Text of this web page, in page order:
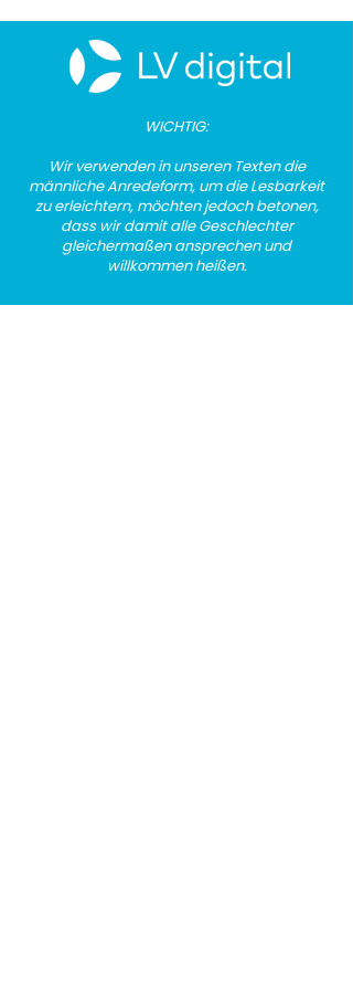
🚀Heute legt die d:u in
Berlin nach und wir von
dabei!
​​WICHTIG:
Wir verwenden in unseren Texten die
männliche Anredeform, um die Lesbarkeit
zu erleichtern, möchten jedoch betonen,
dass wir damit alle Geschlechter
gleichermaßen ansprechen und
willkommen heißen.